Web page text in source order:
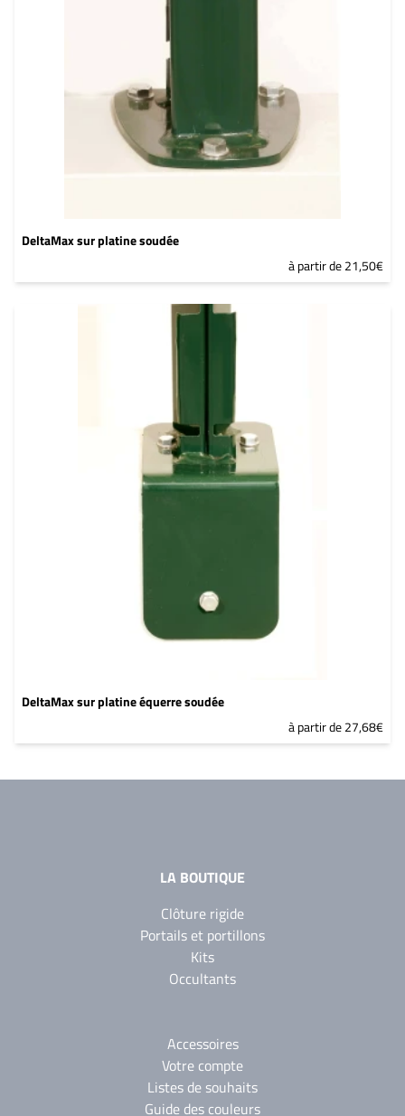
DeltaMax sur platine soudée
à partir de 21,50€
DeltaMax sur platine équerre soudée
à partir de 27,68€
LA BOUTIQUE
Clôture rigide
Portails et portillons
Kits
Occultants
Accessoires
Votre compte
Listes de souhaits
Guide des couleurs